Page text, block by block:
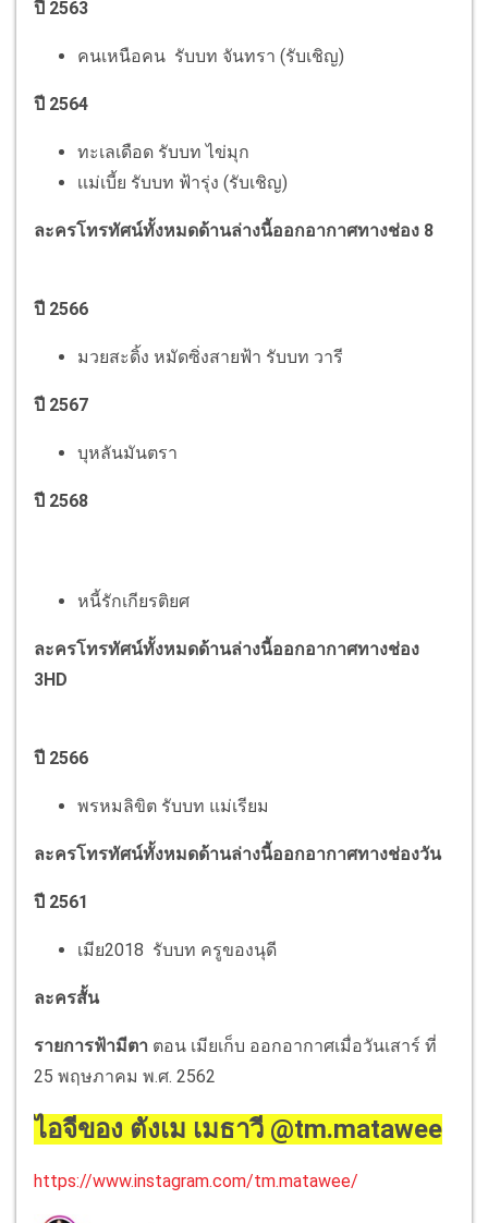
ปี 2563
คนเหนือคน รับบท จันทรา (รับเชิญ)
ปี 2564
ทะเลเดือด รับบท ไข่มุก
เเม่เบี้ย รับบท ฟ้ารุ่ง (รับเชิญ)
ละครโทรทัศน์ทั้งหมดด้านล่างนี้ออกอากาศทางช่อง 8
ปี 2566
มวยสะดิ้ง หมัดซิ่งสายฟ้า รับบท วารี
ปี 2567
บุหลันมันตรา
ปี 2568
หนี้รักเกียรติยศ
ละครโทรทัศน์ทั้งหมดด้านล่างนี้ออกอากาศทางช่อง
3HD
ปี 2566
พรหมลิขิต รับบท แม่เรียม
ละครโทรทัศน์ทั้งหมดด้านล่างนี้ออกอากาศทางช่องวัน
ปี 2561
เมีย2018 รับบท ครูของนุดี
ละครสั้น
รายการฟ้ามีตา ตอน เมียเก็บ ออกอากาศเมื่อวันเสาร์ ที่
25 พฤษภาคม พ.ศ. 2562
ไอจีของ ตังเม เมธาวี @tm.matawee
https://www.instagram.com/tm.matawee/